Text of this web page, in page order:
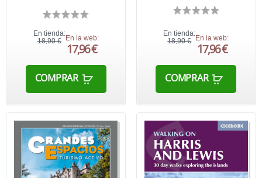
En tienda:
18,90 € En la web:
17,96 €
COMPRAR
En tienda:
18,90 € En la web:
17,96 €
COMPRAR